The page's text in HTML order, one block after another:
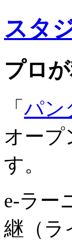
スタ
プロ
「 パン
オープ
す。
e-ラー
継（ラ